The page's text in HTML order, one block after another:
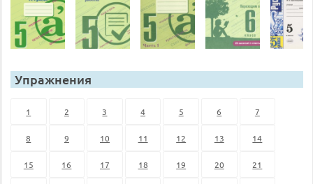
Упражнения
1 2 3 4 5 6 7
8 9 10 11 12 13 14
15 16 17 18 19 20 21